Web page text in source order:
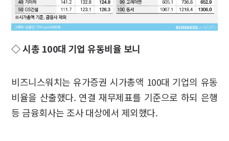
◇ 시총 100대 기업 유동비율 보니
비즈니스워치는 유가증권 시가총액 100대 기업의 유동
비율을 산출했다. 연결 재무제표를 기준으로 하되 은행
등 금융회사는 조사 대상에서 제외했다.